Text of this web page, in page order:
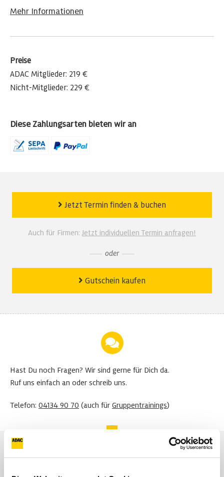
Mehr Informationen
Preise
ADAC Mitglieder: 219 €
Nicht-Mitglieder: 229 €
Diese Zahlungsarten bieten wir an
Jetzt Termin finden & buchen
Auch für Firmen: Jetzt individuellen Termin anfragen!
oder
Gutschein kaufen
Hast Du noch Fragen? Wir sind gerne für Dich da.
Ruf uns einfach an oder schreib uns.
Telefon: 04134 90 70 (auch für Gruppentrainings)
AUF EINEN BLICK: OFFROAD-TRAINING MIT
EIGENEN FAHRZEUGEN